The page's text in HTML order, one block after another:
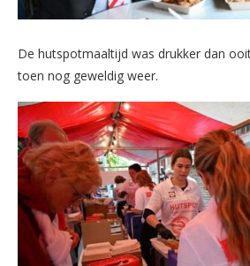
De hutspotmaaltijd was drukker dan
toen nog geweldig weer.